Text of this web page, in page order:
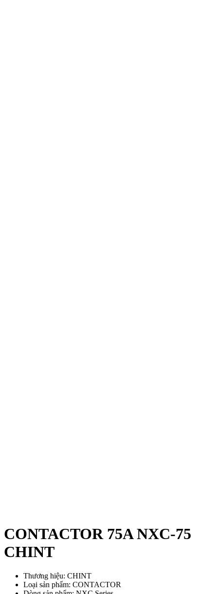
CONTACTOR 75A NXC-75
CHINT
Thương hiệu: CHINT
Loại sản phẩm: CONTACTOR